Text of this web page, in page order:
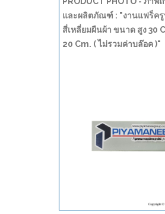
และผลิตภัณฑ์ : "งานแฟร็ค
สี่เหลี่ยมผืนผ้า ขนาด สูง 30
20 Cm. ( ไม่รวมค่าบล๊อค )"